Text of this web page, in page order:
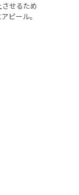
せるため
ピール。